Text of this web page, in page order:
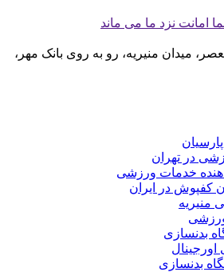
امانت نزد ما می ماند
میدان منیریه، رو به روی بانک مهر،
در تهران
خدمات ورزشی
کفپوش در ایران
منیریه
بدنسازی
بدنسازی